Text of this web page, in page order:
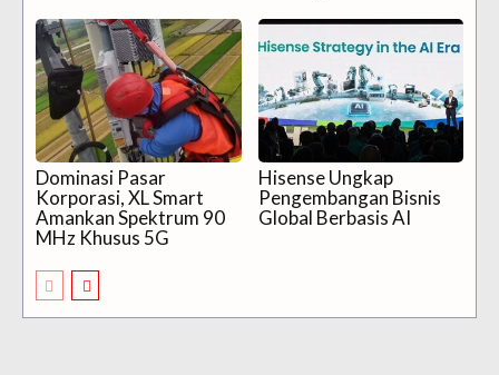
Dominasi Pasar
Korporasi, XL Smart
Amankan Spektrum 90
MHz Khusus 5G
Hisense Ungkap
Pengembangan Bisnis
Global Berbasis AI